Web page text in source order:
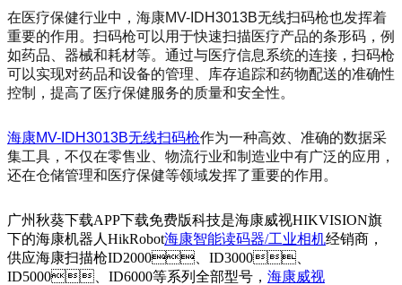
在医疗保健行业中，海康MV-IDH3013B无线扫码枪也发挥着
重要的作用。扫码枪可以用于快速扫描医疗产品的条形码，例
如药品、器械和耗材等。通过与医疗信息系统的连接，扫码枪
可以实现对药品和设备的管理、库存追踪和药物配送的准确性
控制，提高了医疗保健服务的质量和安全性。
海康MV-IDH3013B无线扫码枪作为一种高效、准确的数据采
集工具，不仅在零售业、物流行业和制造业中有广泛的应用，
还在仓储管理和医疗保健等领域发挥了重要的作用。
广州秋葵下载APP下载免费版科技是海康威视HIKVISION旗
下的海康机器人HikRobot海康智能读码器/工业相机经销商，
供应海康扫描枪ID2000、ID3000、
ID5000、ID6000等系列全部型号， 海康威视